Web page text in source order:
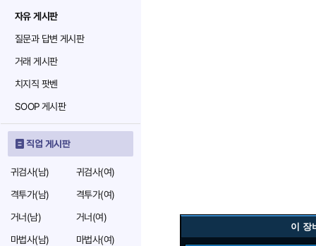
자유 게시판
질문과 답변 게시판
거래 게시판
치지직 팟벤
SOOP 게시판
직업 게시판
귀검사(남)
귀검사(여)
격투가(남)
격투가(여)
거너(남)
거너(여)
마법사(남)
마법사(여)
이 장